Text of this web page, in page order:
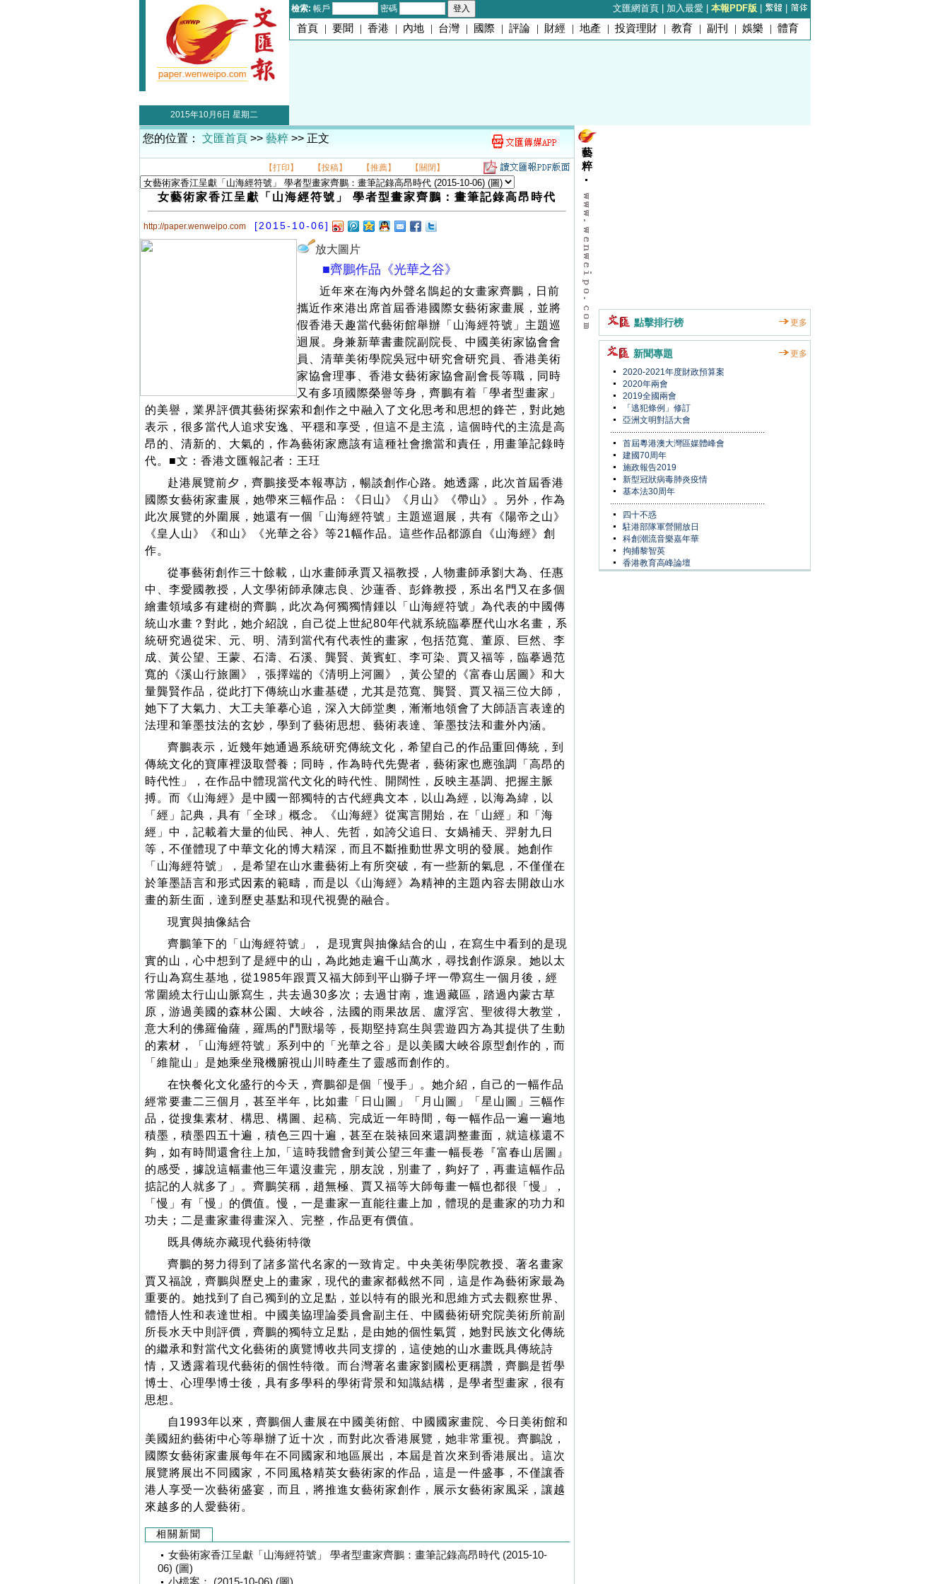
檢索: 帳戶 密碼 文匯網首頁 加入最愛 本報PDF版
首頁 | 要聞 | 香港 | 內地 | 台灣 | 國際 | 評論 | 財經 | 地產 | 投資理財 | 教育 | 副刊 | 娛樂 | 體育
2015年10月6日 星期二
您的位置： 文匯首頁 >> 藝粹 >> 正文
【打印】 【投稿】 【推薦】 【關閉】
女藝術家香江呈獻「山海經符號」 學者型畫家齊鵬：畫筆記錄高昂時代
http://paper.wenweipo.com [2015-10-06]
放大圖片
■齊鵬作品《光華之谷》
近年來在海內外聲名鵲起的女畫家齊鵬，日前
攜近作來港出席首屆香港國際女藝術家畫展，並將
假香港天趣當代藝術館舉辦「山海經符號」主題巡
迴展。身兼新華書畫院副院長、中國美術家協會會
員、清華美術學院吳冠中研究會研究員、香港美術
家協會理事、香港女藝術家協會副會長等職，同時
又有多項國際榮譽等身，齊鵬有着「學者型畫家」
的美譽，業界評價其藝術探索和創作之中融入了文化思考和思想的鋒芒，對此她
表示，很多當代人追求安逸、平穩和享受，但這不是主流，這個時代的主流是高
昂的、清新的、大氣的，作為藝術家應該有這種社會擔當和責任，用畫筆記錄時
代。■文：香港文匯報記者：王玨
赴港展覽前夕，齊鵬接受本報專訪，暢談創作心路。她透露，此次首屆香港
國際女藝術家畫展，她帶來三幅作品：《日山》《月山》《帶山》。另外，作為
此次展覽的外圍展，她還有一個「山海經符號」主題巡迴展，共有《陽帝之山》
《皇人山》《和山》《光華之谷》等21幅作品。這些作品都源自《山海經》創
作。
從事藝術創作三十餘載，山水畫師承賈又福教授，人物畫師承劉大為、任惠
中、李愛國教授，人文學術師承陳志良、沙蓮香、彭鋒教授，系出名門又在多個
繪畫領域多有建樹的齊鵬，此次為何獨獨情鍾以「山海經符號」為代表的中國傳
統山水畫？對此，她介紹說，自己從上世紀80年代就系統臨摹歷代山水名畫，系
統研究過從宋、元、明、清到當代有代表性的畫家，包括范寬、董原、巨然、李
成、黃公望、王蒙、石濤、石溪、龔賢、黃賓虹、李可染、賈又福等，臨摹過范
寬的《溪山行旅圖》，張擇端的《清明上河圖》，黃公望的《富春山居圖》和大
量龔賢作品，從此打下傳統山水畫基礎，尤其是范寬、龔賢、賈又福三位大師，
她下了大氣力、大工夫筆摹心追，深入大師堂奧，漸漸地領會了大師語言表達的
法理和筆墨技法的玄妙，學到了藝術思想、藝術表達、筆墨技法和畫外內涵。
齊鵬表示，近幾年她通過系統研究傳統文化，希望自己的作品重回傳統，到
傳統文化的寶庫裡汲取營養；同時，作為時代先覺者，藝術家也應強調「高昂的
時代性」，在作品中體現當代文化的時代性、開闊性，反映主基調、把握主脈
搏。而《山海經》是中國一部獨特的古代經典文本，以山為經，以海為緯，以
「經」記典，具有「全球」概念。《山海經》從寓言開始，在「山經」和「海
經」中，記載着大量的仙民、神人、先哲，如誇父追日、女媧補天、羿射九日
等，不僅體現了中華文化的博大精深，而且不斷推動世界文明的發展。她創作
「山海經符號」，是希望在山水畫藝術上有所突破，有一些新的氣息，不僅僅在
於筆墨語言和形式因素的範疇，而是以《山海經》為精神的主題內容去開啟山水
畫的新生面，達到歷史基點和現代視覺的融合。
現實與抽像結合
齊鵬筆下的「山海經符號」， 是現實與抽像結合的山，在寫生中看到的是現
實的山，心中想到了是經中的山，為此她走遍千山萬水，尋找創作源泉。她以太
行山為寫生基地，從1985年跟賈又福大師到平山獅子坪一帶寫生一個月後，經
常圍繞太行山山脈寫生，共去過30多次；去過甘南，進過藏區，踏過內蒙古草
原，游過美國的森林公園、大峽谷，法國的雨果故居、盧浮宮、聖彼得大教堂，
意大利的佛羅倫薩，羅馬的鬥獸場等，長期堅持寫生與雲遊四方為其提供了生動
的素材，「山海經符號」系列中的「光華之谷」是以美國大峽谷原型創作的，而
「維龍山」是她乘坐飛機腑視山川時產生了靈感而創作的。
在快餐化文化盛行的今天，齊鵬卻是個「慢手」。她介紹，自己的一幅作品
經常要畫二三個月，甚至半年，比如畫「日山圖」「月山圖」「星山圖」三幅作
品，從搜集素材、構思、構圖、起稿、完成近一年時間，每一幅作品一遍一遍地
積墨，積墨四五十遍，積色三四十遍，甚至在裝裱回來還調整畫面，就這樣還不
夠，如有時間還會往上加,「這時我體會到黃公望三年畫一幅長卷『富春山居圖』
的感受，據說這幅畫他三年還沒畫完，朋友說，別畫了，夠好了，再畫這幅作品
掂記的人就多了」。齊鵬笑稱，趙無極、賈又福等大師每畫一幅也都很「慢」，
「慢」有「慢」的價值。慢，一是畫家一直能往畫上加，體現的是畫家的功力和
功夫；二是畫家畫得畫深入、完整，作品更有價值。
既具傳統亦藏現代藝術特徵
齊鵬的努力得到了諸多當代名家的一致肯定。中央美術學院教授、著名畫家
賈又福說，齊鵬與歷史上的畫家，現代的畫家都截然不同，這是作為藝術家最為
重要的。她找到了自己獨到的立足點，並以特有的眼光和思維方式去觀察世界、
體悟人性和表達世相。中國美協理論委員會副主任、中國藝術研究院美術所前副
所長水天中則評價，齊鵬的獨特立足點，是由她的個性氣質，她對民族文化傳統
的繼承和對當代文化藝術的廣覽博收共同支撐的，這使她的山水畫既具傳統詩
情，又透露着現代藝術的個性特徵。而台灣著名畫家劉國松更稱讚，齊鵬是哲學
博士、心理學博士後，具有多學科的學術背景和知識結構，是學者型畫家，很有
思想。
自1993年以來，齊鵬個人畫展在中國美術館、中國國家畫院、今日美術館和
美國紐約藝術中心等舉辦了近十次，而對此次香港展覽，她非常重視。齊鵬說，
國際女藝術家畫展每年在不同國家和地區展出，本屆是首次來到香港展出。這次
展覽將展出不同國家，不同風格精英女藝術家的作品，這是一件盛事，不僅讓香
港人享受一次藝術盛宴，而且，將推進女藝術家創作，展示女藝術家風采，讓越
來越多的人愛藝術。
相關新聞
女藝術家香江呈獻「山海經符號」 學者型畫家齊鵬：畫筆記錄高昂時代 (2015-10-
06) (圖)
藝
粹
點擊排行榜 更多
新聞專題
更多
2020-2021年度財政預算案
2020年兩會
2019全國兩會
「逃犯條例」修訂
亞洲文明對話大會
首屆粵港澳大灣區媒體峰會
建國70周年
施政報告2019
新型冠狀病毒肺炎疫情
基本法30周年
四十不惑
駐港部隊軍營開放日
科創潮流音樂嘉年華
拘捕黎智英
香港教育高峰論壇